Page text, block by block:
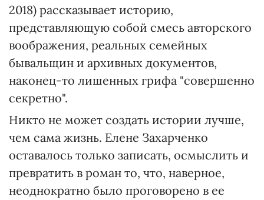
2018) рассказывает историю,
представляющую собой смесь авторского
воображения, реальных семейных
бывальщин и архивных документов,
наконец-то лишенных грифа "совершенно
секретно".
Никто не может создать истории лучше,
чем сама жизнь. Елене Захарченко
оставалось только записать, осмыслить и
превратить в роман то, что, наверное,
неоднократно было проговорено в ее